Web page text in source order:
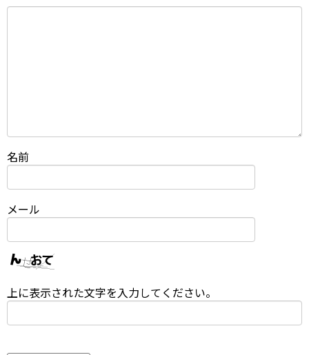
名前
メール
上に表示された文字を入力してください。